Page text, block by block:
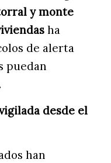
y monte
ha
de alerta
puedan
desde el
han